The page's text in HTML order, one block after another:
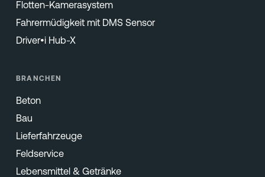
Flotten-Kamerasystem
Fahrermüdigkeit mit DMS Sensor
Driver•i Hub-X
BRANCHEN
Beton
Bau
Lieferfahrzeuge
Feldservice
Lebensmittel & Getränke